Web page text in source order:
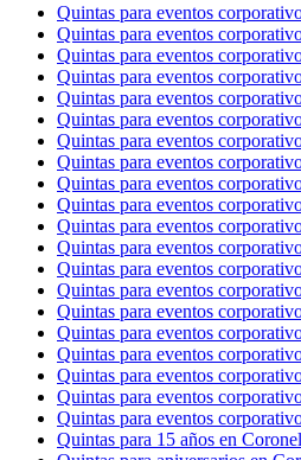
Quintas para eventos
Quintas para eventos
Quintas para eventos
Quintas para eventos
Quintas para eventos
Quintas para eventos
Quintas para eventos
Quintas para eventos
Quintas para eventos
Quintas para eventos
Quintas para eventos
Quintas para eventos
Quintas para eventos
Quintas para eventos
Quintas para eventos
Quintas para eventos
Quintas para eventos
Quintas para eventos
Quintas para eventos
Quintas para eventos
Quintas para 15 años en